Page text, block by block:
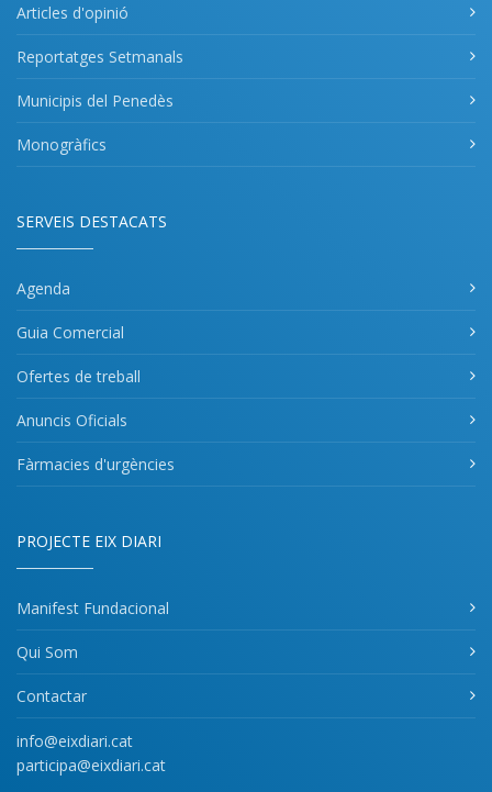
Articles d'opinió
Reportatges Setmanals
Municipis del Penedès
Monogràfics
SERVEIS DESTACATS
Agenda
Guia Comercial
Ofertes de treball
Anuncis Oficials
Fàrmacies d'urgències
PROJECTE EIX DIARI
Manifest Fundacional
Qui Som
Contactar
info@eixdiari.cat
participa@eixdiari.cat